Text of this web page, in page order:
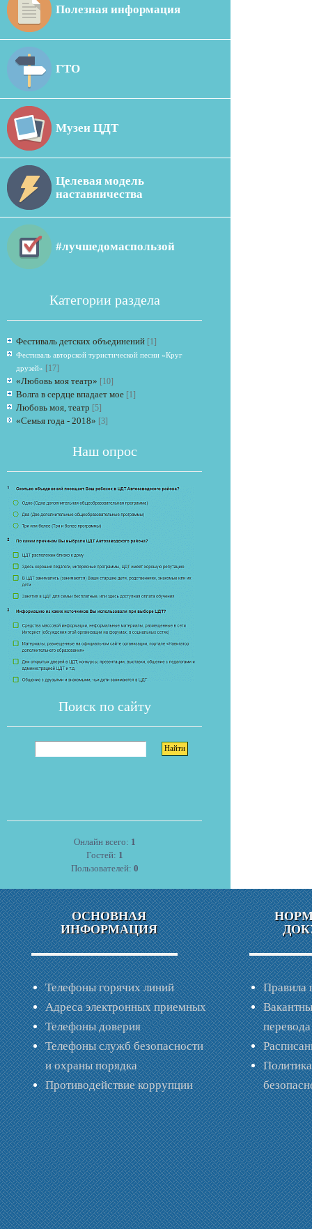
Полезная информация
ГТО
Музеи ЦДТ
Целевая модель
наставничества
#лучшедомаспользой
Категории раздела
Фестиваль детских объединений [1]
Фестиваль авторской туристической песни «Круг
друзей» [17]
«Любовь моя театр» [10]
Волга в сердце впадает мое [1]
Любовь моя, театр [5]
«Семья года - 2018» [3]
Наш опрос
Поиск по сайту
Онлайн всего: 1
Гостей: 1
Пользователей: 0
ОСНОВНАЯ
ИНФОРМАЦИЯ
Телефоны горячих линий
Адреса электронных приемных
Телефоны доверия
Телефоны служб безопасности
и охраны порядка
Противодействие коррупции
Правила
перевода